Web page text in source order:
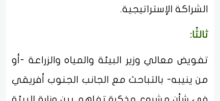
الشراكة الإستراتيجية.
ثالثًا:
تفويض معالي وزير البيئة والمياه والزراعة -أو
من ينيبه- بالتباحث مع الجانب الجنوب أفريقي